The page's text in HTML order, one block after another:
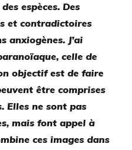
espèces. Des
et contradictoires
anxiogènes. J’ai
celle de
objectif est de faire
être comprises
Elles ne sont pas
mais font appel à
ces images dans